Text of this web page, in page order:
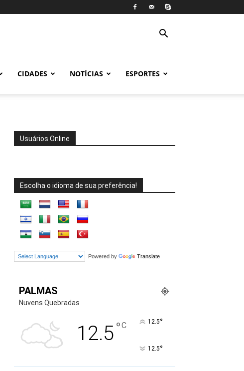
CIDADES NOTÍCIAS ESPORTES
Usuários Online
Escolha o idioma de sua preferência!
Powered by Translate
PALMAS
Nuvens Quebradas
12.5°C 12.5°
12.5°